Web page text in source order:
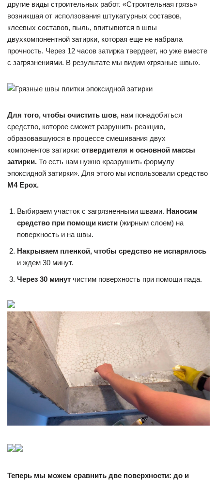
другие виды строительных работ. «Строительная грязь»
возникшая от исползования штукатурных составов,
клеевых составов, пыль, впитывются в швы
двухкомпонентной затирки, которая еще не набрала
прочность. Через 12 часов затирка твердеет, но уже вместе
с загрязнениями. В результате мы видим «грязные швы».
Для того, чтобы очистить шов, нам понадобиться
средство, которое сможет разрушить реакцию,
образовавшуюся в процессе смешивания двух
компонентов затирки: отвердителя и основной массы
затирки. То есть нам нужно «разрушить формулу
эпоксидной затирки». Для этого мы использовали средство
M4 Epox.
Выбираем участок с загрязненными швами. Наносим
средство при помощи кисти (жирным слоем) на
поверхность и на швы.
Накрываем пленкой, чтобы средство не испарялось
и ждем 30 минут.
Через 30 минут чистим поверхность при помощи пада.
Теперь мы можем сравнить две поверхности: до и